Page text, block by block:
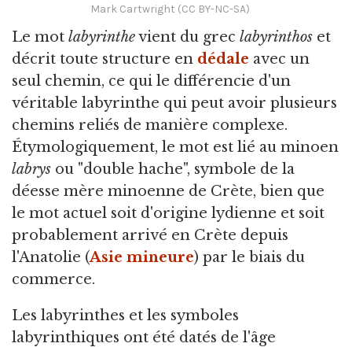
Mark Cartwright (CC BY-NC-SA)
Le mot labyrinthevient du grec labyrinthos et
décrit toute structure en dédale avec un
seul chemin, ce qui le différencie d'un
véritable labyrinthe qui peut avoir plusieurs
chemins reliés de manière complexe.
Étymologiquement, le mot est lié au minoen
labrys ou "double hache", symbole de la
déesse mère minoenne de Crète, bien que
le mot actuel soit d'origine lydienne et soit
probablement arrivé en Crète depuis
l'Anatolie (Asie mineure) par le biais du
commerce.
Les labyrinthes et les symboles
labyrinthiques ont été datés de l'âge